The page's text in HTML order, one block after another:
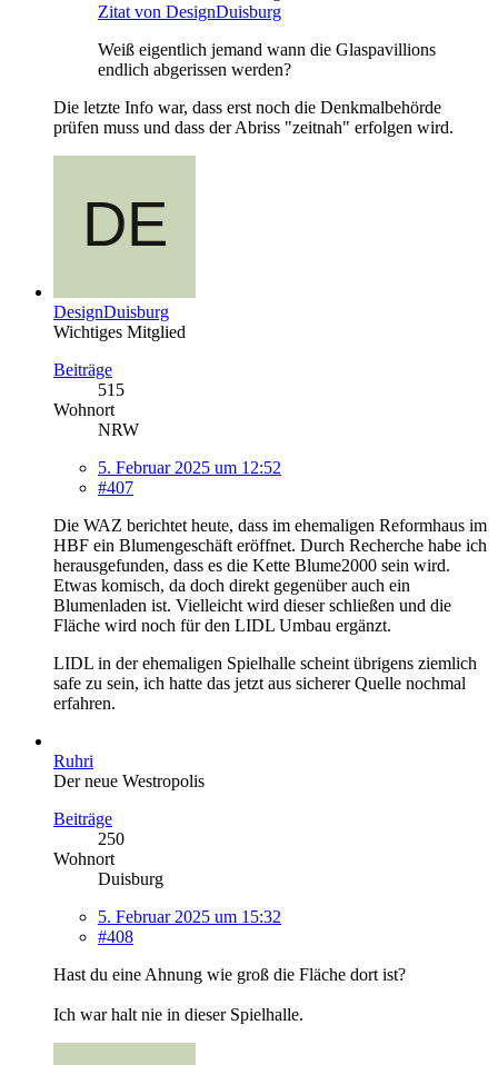
Zitat von DesignDuisburg
Weiß eigentlich jemand wann die Glaspavillions
endlich abgerissen werden?
Die letzte Info war, dass erst noch die Denkmalbehörde
prüfen muss und dass der Abriss "zeitnah" erfolgen wird.
DesignDuisburg
Wichtiges Mitglied
Beiträge
515
Wohnort
NRW
5. Februar 2025 um 12:52
#407
Die WAZ berichtet heute, dass im ehemaligen Reformhaus im
HBF ein Blumengeschäft eröffnet. Durch Recherche habe ich
herausgefunden, dass es die Kette Blume2000 sein wird.
Etwas komisch, da doch direkt gegenüber auch ein
Blumenladen ist. Vielleicht wird dieser schließen und die
Fläche wird noch für den LIDL Umbau ergänzt.
LIDL in der ehemaligen Spielhalle scheint übrigens ziemlich
safe zu sein, ich hatte das jetzt aus sicherer Quelle nochmal
erfahren.
Ruhri
Der neue Westropolis
Beiträge
250
Wohnort
Duisburg
5. Februar 2025 um 15:32
#408
Hast du eine Ahnung wie groß die Fläche dort ist?
Ich war halt nie in dieser Spielhalle.